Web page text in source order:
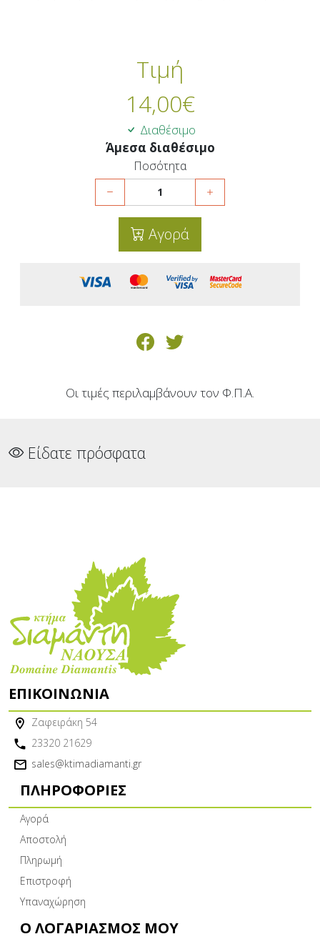
Τιμή
14,00€
Διαθέσιμο
Άμεσα διαθέσιμο
Ποσότητα
Αγορά
Οι τιμές περιλαμβάνουν τον Φ.Π.Α.
Είδατε πρόσφατα
ΕΠΙΚΟΙΝΩΝΊΑ
Ζαφειράκη 54
23320 21629
sales@ktimadiamanti.gr
ΠΛΗΡΟΦΟΡΊΕΣ
Αγορά
Αποστολή
Πληρωμή
Επιστροφή
Υπαναχώρηση
Ο ΛΟΓΑΡΙΑΣΜΌΣ ΜΟΥ